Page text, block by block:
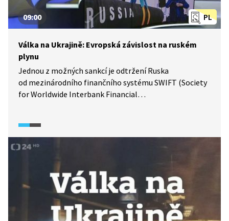
PL
09:00
Válka na Ukrajině: Evropská závislost na ruském
plynu
Jednou z možných sankcí je odtržení Ruska
od mezinárodního finančního systému SWIFT (Society
for Worldwide Interbank Financial
jedenáct tisíc bank a finančních společností ze dvou
set zemí z celého světa. Tohoto kroku se obávají
mnohé země, jelikož by tak byl znemožněn obchod
s ruským zemním plynem, a Evropa by tak přišla o 1/3
z celkové spotřeby plynu.